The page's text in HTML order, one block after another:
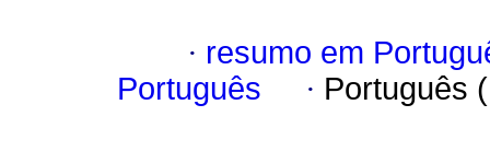
· resumo em
Português
· Português